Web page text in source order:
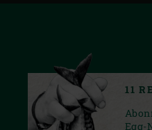
11
Egg-